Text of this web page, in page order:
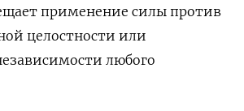
применение силы против
целостности или
любого